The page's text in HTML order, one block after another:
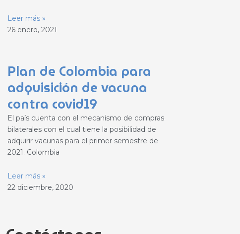
Leer más »
26 enero, 2021
Plan de Colombia para
adquisición de vacuna
contra covid19
El país cuenta con el mecanismo de compras
bilaterales con el cual tiene la posibilidad de
adquirir vacunas para el primer semestre de
2021. Colombia
Leer más »
22 diciembre, 2020